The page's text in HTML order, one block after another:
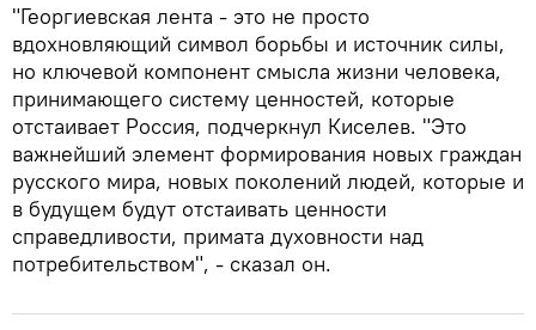
"Георгиевская лента - это не просто
вдохновляющий символ борьбы и источник силы,
но ключевой компонент смысла жизни человека,
принимающего систему ценностей, которые
отстаивает Россия, подчеркнул Киселев. "Это
важнейший элемент формирования новых граждан
русского мира, новых поколений людей, которые и
в будущем будут отстаивать ценности
справедливости, примата духовности над
потребительством", - сказал он.